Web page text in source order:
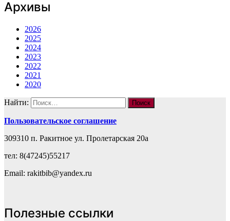
Архивы
2026
2025
2024
2023
2022
2021
2020
Найти:
Пользовательское соглашение
309310 п. Ракитное ул. Пролетарская 20а
тел: 8(47245)55217
Email: rakitbib@yandex.ru
Полезные ссылки